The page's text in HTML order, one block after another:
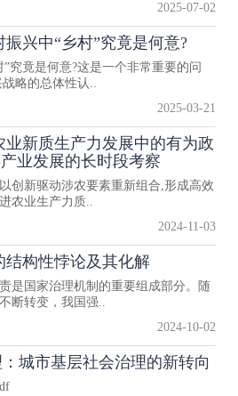
2025-07-02
兴中“乡村”究竟是何意?
究竟是何意?这是一个非常重要的问
略的总体性认..
2025-03-21
新质生产力发展中的有为政
业发展的长时段考察
创新驱动涉农要素重新组合,形成高效
农业生产力质..
2024-11-03
构性悖论及其化解
是国家治理机制的重要组成部分。随
断转变，我国强..
2024-10-02
城市基层社会治理的新转向